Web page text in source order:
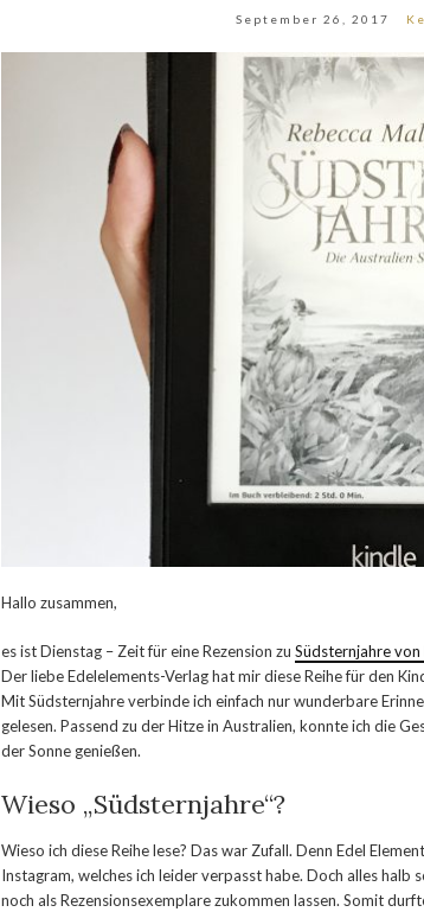
September 26, 2017
Hallo zusammen,
es ist Dienstag – Zeit für eine Rezension zu Südsternjahre von
Der liebe Edelelements-Verlag hat mir diese Reihe für den
Mit Südsternjahre verbinde ich einfach nur wunderbare
gelesen. Passend zu der Hitze in Australien, konnte ich die
der Sonne genießen.
Wieso „Südsternjahre“?
Wieso ich diese Reihe lese? Das war Zufall. Denn Edel
Instagram, welches ich leider verpasst habe. Doch alles halb
noch als Rezensionsexemplare zukommen lassen. Somit